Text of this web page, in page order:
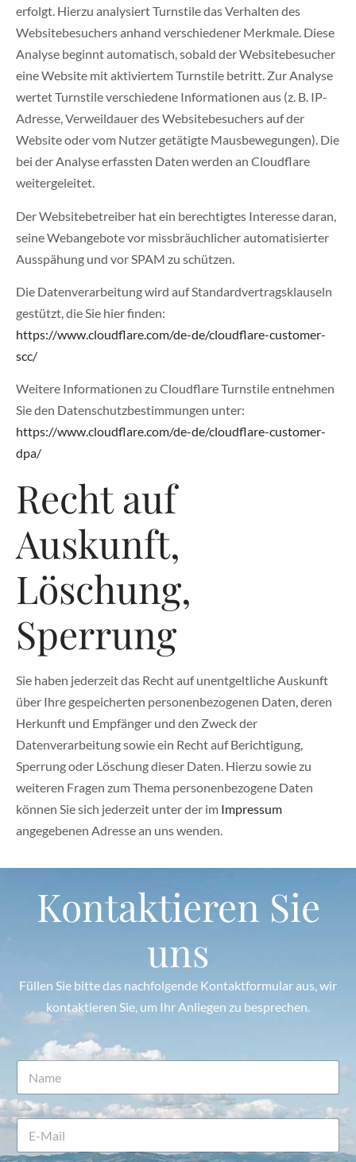
erfolgt. Hierzu analysiert Turnstile das Verhalten des
Websitebesuchers anhand verschiedener Merkmale. Diese
Analyse beginnt automatisch, sobald der Websitebesucher
eine Website mit aktiviertem Turnstile betritt. Zur Analyse
wertet Turnstile verschiedene Informationen aus (z. B. IP-
Adresse, Verweildauer des Websitebesuchers auf der
Website oder vom Nutzer getätigte Mausbewegungen). Die
bei der Analyse erfassten Daten werden an Cloudflare
weitergeleitet.
Der Websitebetreiber hat ein berechtigtes Interesse daran,
seine Webangebote vor missbräuchlicher automatisierter
Ausspähung und vor SPAM zu schützen.
Die Datenverarbeitung wird auf Standardvertragsklauseln
gestützt, die Sie hier finden:
https://www.cloudflare.com/de-de/cloudflare-customer-
scc/
Weitere Informationen zu Cloudflare Turnstile entnehmen
Sie den Datenschutzbestimmungen unter:
https://www.cloudflare.com/de-de/cloudflare-customer-
dpa/
Recht auf
Auskunft,
Löschung,
Sperrung
Sie haben jederzeit das Recht auf unentgeltliche Auskunft
über Ihre gespeicherten personenbezogenen Daten, deren
Herkunft und Empfänger und den Zweck der
Datenverarbeitung sowie ein Recht auf Berichtigung,
Sperrung oder Löschung dieser Daten. Hierzu sowie zu
weiteren Fragen zum Thema personenbezogene Daten
können Sie sich jederzeit unter der im Impressum
angegebenen Adresse an uns wenden.
Kontaktieren Sie
uns
Füllen Sie bitte das nachfolgende Kontaktformular aus, wir
kontaktieren Sie, um Ihr Anliegen zu besprechen.
N
m
e
*
e
E
M